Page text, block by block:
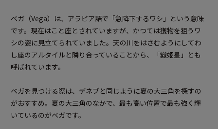
ベガ（Vega）は、アラビア語で「急降下するワシ」という意味
です。現在はこと座とされていますが、かつては獲物を狙うワ
シの姿に見立てられていました。天の川をはさむようにしてわ
し座のアルタイルと隣り合っていることから、「織姫星」とも
呼ばれています。
ベガを見つける際は、デネブと同じように夏の大三角を探すの
がおすすめ。夏の大三角のなかで、最も高い位置で最も強く輝
いているのがベガです。